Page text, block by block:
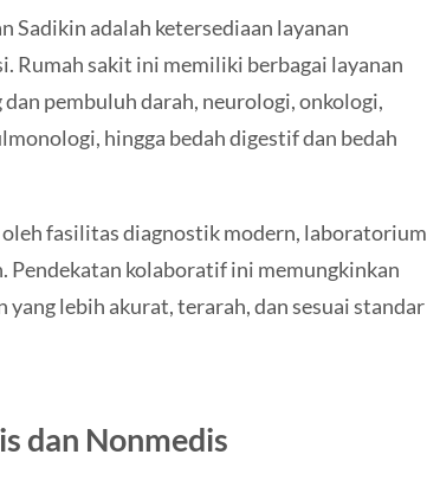
Sadikin adalah ketersediaan layanan
Rumah sakit ini memiliki berbagai layanan
pembuluh darah, neurologi, onkologi,
hingga bedah digestif dan bedah
fasilitas diagnostik modern, laboratorium
kolaboratif ini memungkinkan
yang lebih akurat, terarah, dan sesuai standar
dan Nonmedis